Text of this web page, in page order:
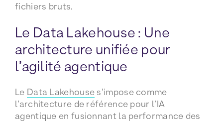
fichiers bruts.
Le Data Lakehouse : Une
architecture unifiée pour
l’agilité agentique
Le Data Lakehouse s’impose comme
l’architecture de référence pour l’IA
agentique en fusionnant la performance des